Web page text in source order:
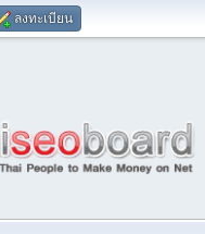
ลงทะเบียน